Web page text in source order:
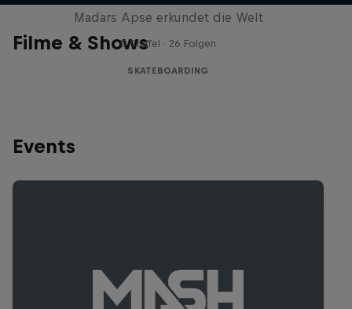
Filme & Shows
Madars Apse erkundet die Welt
5 Staffel · 26 Folgen
SKATEBOARDING
Events